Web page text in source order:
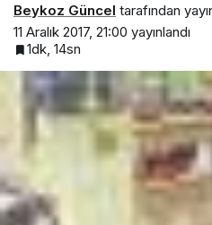
Beykoz Güncel tarafından
11 Aralık 2017, 21:00 yayınlandı
1dk, 14sn